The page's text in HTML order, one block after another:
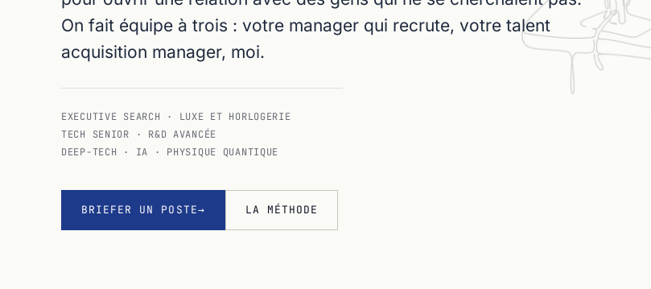
On fait équipe à trois : votre manager qui recrute, votre talent
acquisition manager, moi.
EXECUTIVE SEARCH · LUXE ET HORLOGERIE
TECH SENIOR · R&D AVANCÉE
DEEP-TECH · IA · PHYSIQUE QUANTIQUE
BRIEFER UN POSTE LA MÉTHODE